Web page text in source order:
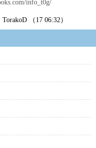
info_t0g/
（17 06:32）